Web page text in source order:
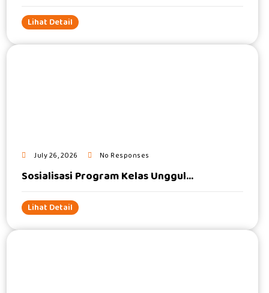
Lihat Detail
July 26, 2026 No Responses
Sosialisasi Program Kelas Unggul...
Lihat Detail